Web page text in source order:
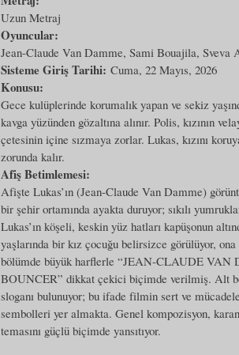
Uzun Metraj
Oyuncular:
Jean-Claude Van Damme, Sami Bouajila, Sveva
Sisteme Giriş Tarihi: Cuma, 22 Mayıs, 2026
Konusu:
Gece kulüplerinde korumalık yapan ve sekiz
kavga yüzünden gözaltına alınır. Polis, kızının
çetesinin içine sızmaya zorlar. Lukas, kızını
zorunda kalır.
Afiş Betimlemesi:
Afişte Lukas’ın (Jean-Claude Van Damme)
bir şehir ortamında ayakta duruyor; sıkılı
Lukas’ın köşeli, keskin yüz hatları kapüşonun
yaşlarında bir kız çocuğu belirsizce görülüyor, ona
bölümde büyük harflerle “JEAN-CLAUDE VAN
BOUNCER” dikkat çekici biçimde verilmiş. Alt
sloganı bulunuyor; bu ifade filmin sert ve
sembolleri yer almakta. Genel kompozisyon,
temasını güçlü biçimde yansıtıyor.